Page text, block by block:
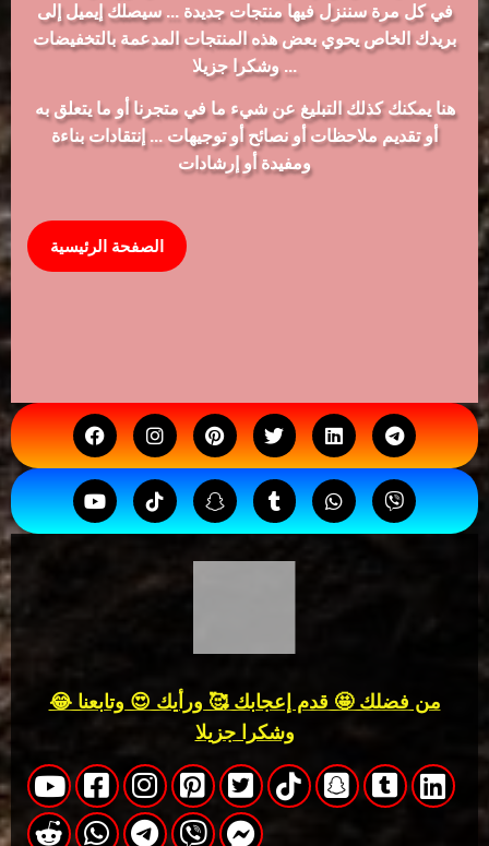
في كل مرة سننزل فيها منتجات جديدة ... سيصلك إيميل إلى
بريدك الخاص يحوي بعض هذه المنتجات المدعمة بالتخفيضات
... وشكرا جزيلا
هنا يمكنك كذلك التبليغ عن شيء ما في متجرنا أو ما يتعلق به
أو تقديم ملاحظات أو نصائح أو توجيهات ... إنتقادات بناءة
ومفيدة أو إرشادات
الصفحة الرئيسية
من فضلك 🤩 قدم إعجابك 🥰 ورأيك 😍 وتابعنا 😂
وشكرا جزيلا